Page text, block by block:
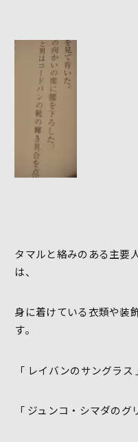
タマルと絡みのある主要
は、
身に着けている衣類や装
す。
「 レイバンのサングラス
「 ジュンコ・シマダのグ